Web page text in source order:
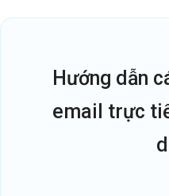
hướng dẫn cách collaborate
email trực